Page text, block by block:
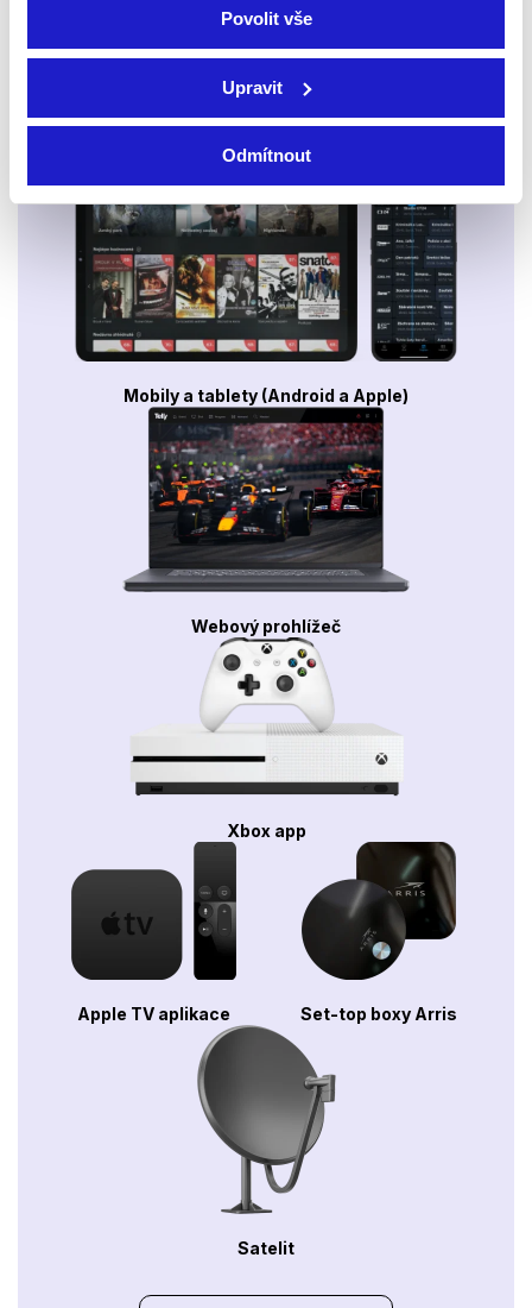
Povolit vše
Upravit
Odmítnout
Smart TV - Android, Google, Samsung, LG, VIDAA
Mobily a tablety (Android a Apple)
Webový prohlížeč
Xbox app
Apple TV aplikace Set-top boxy Arris
Satelit